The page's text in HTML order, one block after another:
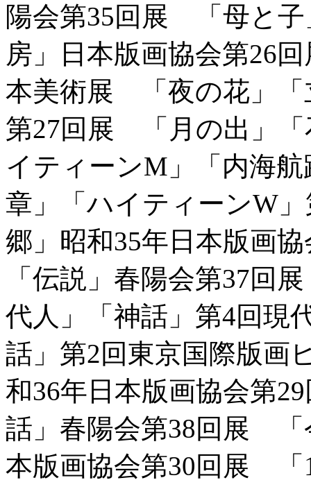
陽会第35回展 「母と子
房」日本版画協会第26
本美術展 「夜の花」「
第27回展 「月の出」
イティーンM」「内海
章」「ハイティーンW
郷」昭和35年日本版画
「伝説」春陽会第37回
代人」「神話」第4回
話」第2回東京国際版
和36年日本版画協会第
話」春陽会第38回展 「
本版画協会第30回展 「